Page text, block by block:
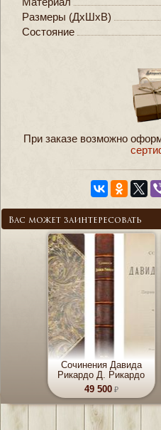
Размеры (ДxШxВ)
Состояние
При заказе возможно
Вас может заинтересовать
Сочинения Давида
Рикардо Д. Рикардо
49 500